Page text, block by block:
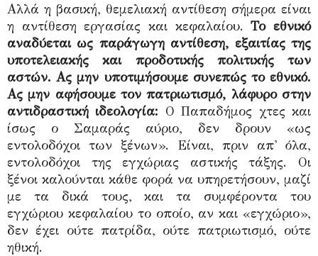
Αλλά η βασική, θεμελιακή αντίθεση σήμερα είναι
η αντίθεση εργασίας και κεφαλαίου.Το εθνικό
αναδύεται ως παράγωγη αντίθεση, εξαιτίας της
υποτελειακής και προδοτικής πολιτικής των
αστών. Ας μην υποτιμήσουμε συνεπώς το εθνικό.
Ας μην αφήσουμε τον πατριωτισμό, λάφυρο στην
αντιδραστική ιδεολογία: Ο Παπαδήμος χτες και
ίσως ο Σαμαράς αύριο, δεν δρουν «ως
εντολοδόχοι των ξένων». Είναι, πριν απ' όλα,
εντολοδόχοι της εγχώριας αστικής τάξης. Οι
ξένοι καλούνται κάθε φορά να υπηρετήσουν, μαζί
με τα δικά τους, και τα συμφέροντα του
εγχώριου κεφαλαίου το οποίο, αν και «εγχώριο»,
δεν έχει ούτε πατρίδα, ούτε πατριωτισμό, ούτε
ηθική.